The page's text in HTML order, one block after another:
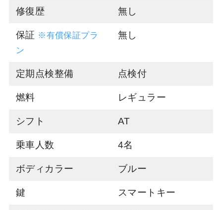
修復歴 無し
保証 ※有償保証プラ
ン
無し
定期点検整備 点検付
燃料 レギュラー
シフト AT
乗車人数 4名
ボディカラー ブルー
鍵 スマートキー